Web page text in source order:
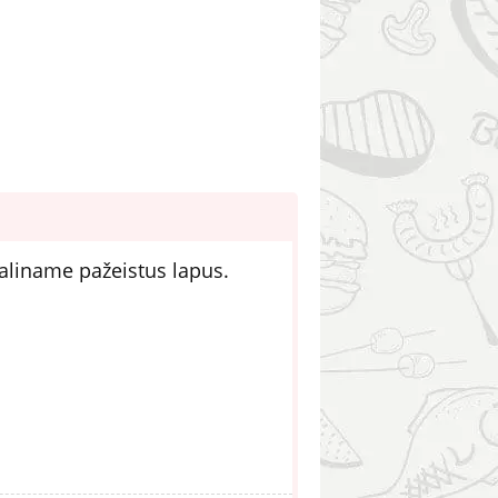
pažeistus lapus.